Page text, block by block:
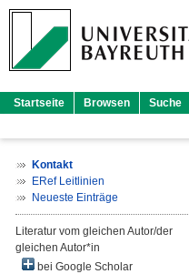
Startseite Browsen Suche
Kontakt
ERef Leitlinien
Neueste Einträge
Literatur vom gleichen Autor/der
gleichen Autor*in
bei Google Scholar